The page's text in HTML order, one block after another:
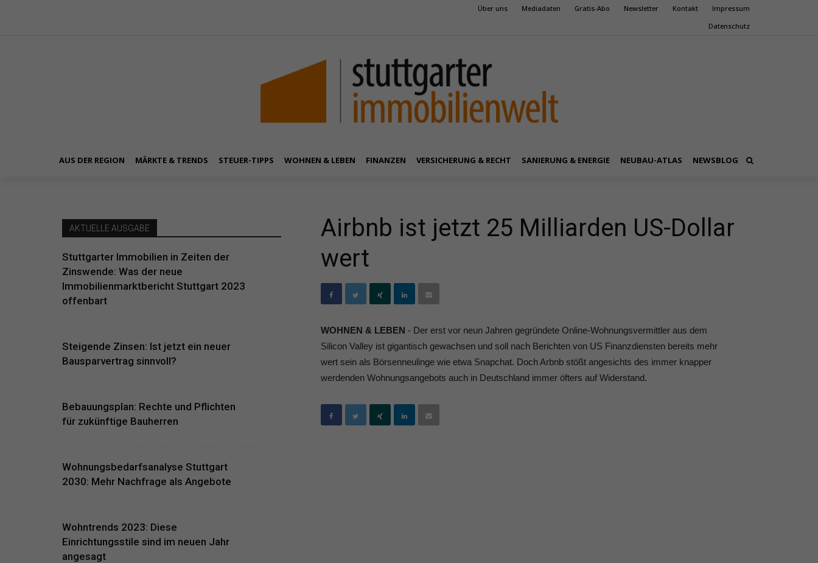
Über uns Mediadaten Gratis-Abo Newsletter Kontakt
Impressum
Datenschutz
AUS DER REGION MÄRKTE & TRENDS STEUER-TIPPS WOHNEN & LEBEN FINANZEN VERSICHERUNG & RECHT SANIERUNG & ENERGIE NEUBAU-ATLAS NEWSBLOG
AKTUELLE AUSGABE
Stuttgarter Immobilien in Zeiten der
Zinswende: Was der neue
Immobilienmarktbericht Stuttgart 2023
offenbart
Steigende Zinsen: Ist jetzt ein neuer
Bausparvertrag sinnvoll?
Bebauungsplan: Rechte und Pflichten
für zukünftige Bauherren
Wohnungsbedarfsanalyse Stuttgart
2030: Mehr Nachfrage als Angebote
Wohntrends 2023: Diese
Einrichtungsstile sind im neuen Jahr
angesagt
Airbnb ist jetzt 25 Milliarden US-Dollar
wert
WOHNEN & LEBEN - Der erst vor neun Jahren gegründete Online-Wohnungsvermittler aus dem
Silicon Valley ist gigantisch gewachsen und soll nach Berichten von US Finanzdiensten bereits mehr
wert sein als Börsenneulinge wie etwa Snapchat. Doch Arbnb stößt angesichts des immer knapper
werdenden Wohnungsangebots auch in Deutschland immer öfters auf Widerstand.